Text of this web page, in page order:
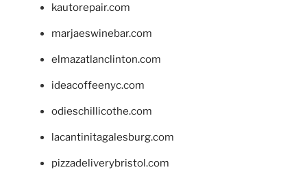
kautorepair.com
marjaeswinebar.com
elmazatlanclinton.com
ideacoffeenyc.com
odieschillicothe.com
lacantinitagalesburg.com
pizzadeliverybristol.com